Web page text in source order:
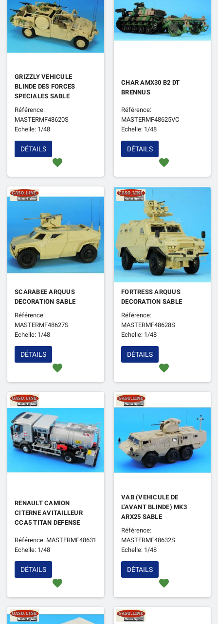
GRIZZLY VEHICULE
BLINDE DES FORCES
SPECIALES SABLE
Référence:
MASTERMF48620S
Echelle: 1/48
favorite
DÉTAILS
CHAR AMX30 B2 DT
BRENNUS
Référence:
MASTERMF48625VC
Echelle: 1/48
favorite
DÉTAILS
SCARABEE ARQUUS
DECORATION SABLE
Référence:
MASTERMF48627S
Echelle: 1/48
favorite
DÉTAILS
FORTRESS ARQUUS
DECORATION SABLE
Référence:
MASTERMF48628S
Echelle: 1/48
favorite
DÉTAILS
RENAULT CAMION
CITERNE AVITAILLEUR
CCA5 TITAN DEFENSE
Référence: MASTERMF48631
Echelle: 1/48
favorite
DÉTAILS
VAB (VEHICULE DE
L'AVANT BLINDE) MK3
ARX25 SABLE
Référence:
MASTERMF48632S
Echelle: 1/48
favorite
DÉTAILS